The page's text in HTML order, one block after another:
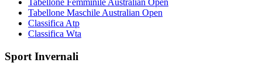
Tabellone Maschile Australian Open
Classifica Atp
Classifica Wta
Sport Invernali